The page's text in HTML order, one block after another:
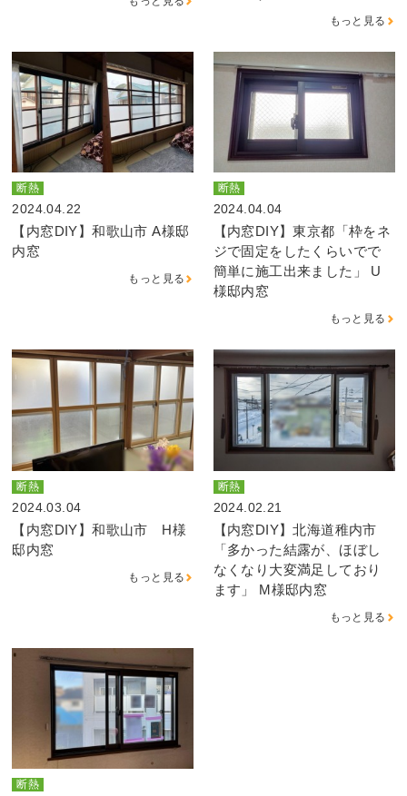
もっと見る
断熱
2024.04.22
【内窓DIY】和歌山市 A様邸
内窓
もっと見る
断熱
2024.04.04
【内窓DIY】東京都「枠をネ
ジで固定をしたくらいでで
簡単に施工出来ました」 U
様邸内窓
もっと見る
断熱
2024.03.04
【内窓DIY】和歌山市 H様
邸内窓
もっと見る
断熱
2024.02.21
【内窓DIY】北海道稚内市
「多かった結露が、ほぼし
なくなり大変満足しており
ます」 M様邸内窓
もっと見る
断熱